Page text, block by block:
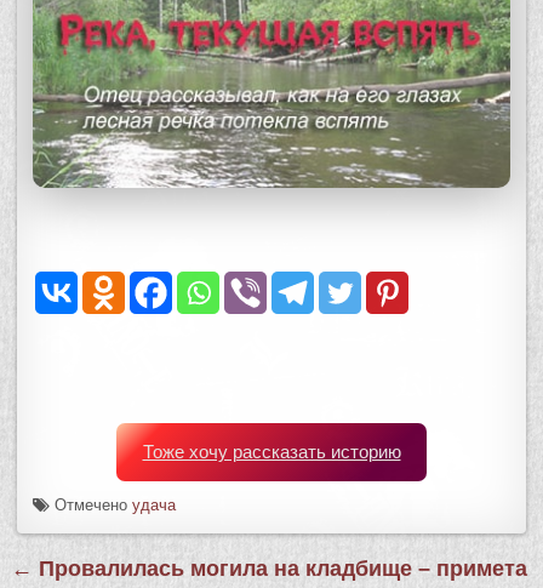
Тоже хочу рассказать историю
Отмеченоудача
Навигация
← Провалилась могила на кладбище – примета